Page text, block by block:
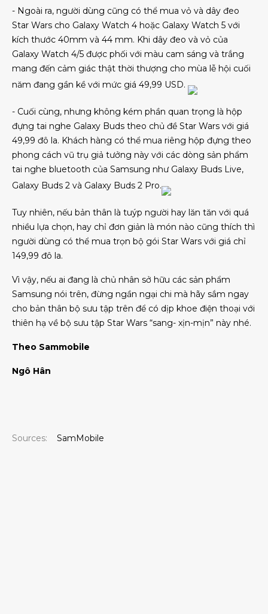
- Ngoài ra, người dùng cũng có thể mua vỏ và dây đeo
Star Wars cho Galaxy Watch 4 hoặc Galaxy Watch 5 với
kích thước 40mm và 44 mm. Khi dây đeo và vỏ của
Galaxy Watch 4/5 được phối với màu cam sáng và trắng
mang đến cảm giác thật thời thượng cho mùa lễ hội cuối
năm đang gần kề với mức giá 49,99 USD.
- Cuối cùng, nhưng không kém phần quan trọng là hộp
đựng tai nghe Galaxy Buds theo chủ đề Star Wars với giá
49,99 đô la. Khách hàng có thể mua riêng hộp đựng theo
phong cách vũ trụ giả tưởng này với các dòng sản phẩm
tai nghe bluetooth của Samsung như Galaxy Buds Live,
Galaxy Buds 2 và Galaxy Buds 2 Pro.
Tuy nhiên, nếu bản thân là tuýp người hay lăn tăn với quá
nhiều lựa chọn, hay chỉ đơn giản là món nào cũng thích thì
người dùng có thể mua trọn bộ gói Star Wars với giá chỉ
149,99 đô la.
Vì vậy, nếu ai đang là chủ nhân sở hữu các sản phẩm
Samsung nói trên, đừng ngần ngại chi mà hãy sắm ngay
cho bản thân bộ sưu tập trên để có dịp khoe điện thoại với
thiên hạ về bộ sưu tập Star Wars “sang- xịn-mịn” này nhé.
Theo Sammobile
Ngô Hân
Sources: SamMobile